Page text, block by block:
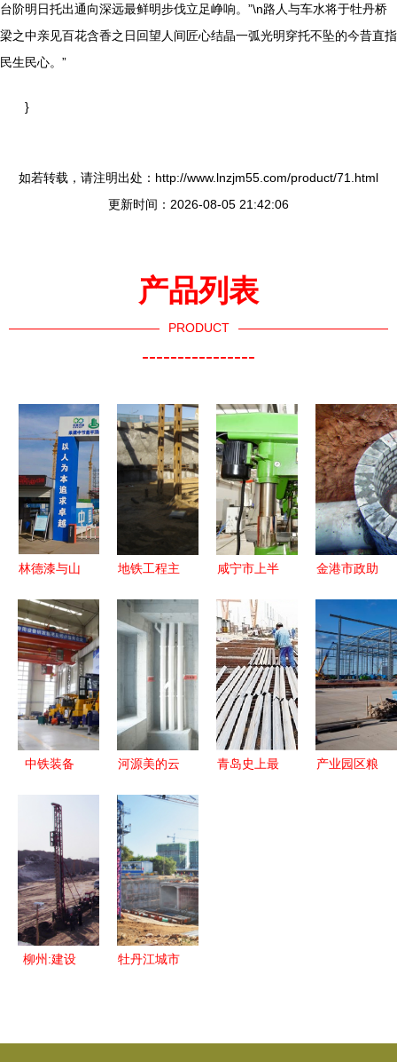
台阶明日托出通向深远最鲜明步伐立足峥响。”\n路人与车水将于牡丹桥
梁之中亲见百花含香之日回望人间匠心结晶一弧光明穿托不坠的今昔直指
民生民心。”
}
如若转载，请注明出处：http://www.lnzjm55.com/product/71.html
更新时间：2026-08-05 21:42:06
产品列表
PRODUCT
----------------
林德漆与山
再次联手
河南平顶山
建设工程项
目扬帆起航
地铁工程主
解析
咸宁市上半
成绩揭晓
赤壁综合排
名第一，建
设工程施工
提速升级
金港市政助
建设工程
高品质施工
案例解析
中铁装备
型锚注一体
台车 高原
隧道施工的
专用利器
河源美的云
工程质量月
观摩会圆满
举行
青岛史上最
产业园区粮
柳州:建设
牡丹江城市